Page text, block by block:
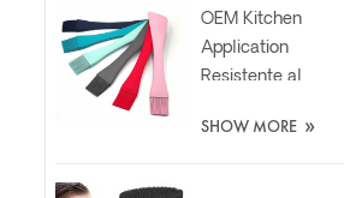
OEM Kitchen
Application
Resistente al
Silicone Oil Spatola
SHOW MORE »